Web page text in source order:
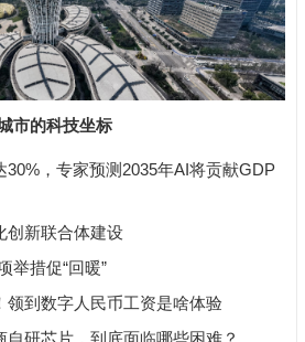
市的科技坐标
，专家预测2035年AI将贡献GDP
创新联合体建设
举措促“回暖”
领到数字人民币工资是啥体验
研芯片，到底面临哪些困难？